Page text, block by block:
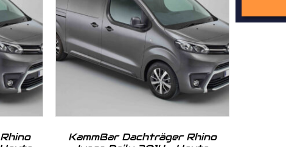
Tipps finden Sie auch auf unseremYouTube Kanal
KammBar Dachträger Rhino